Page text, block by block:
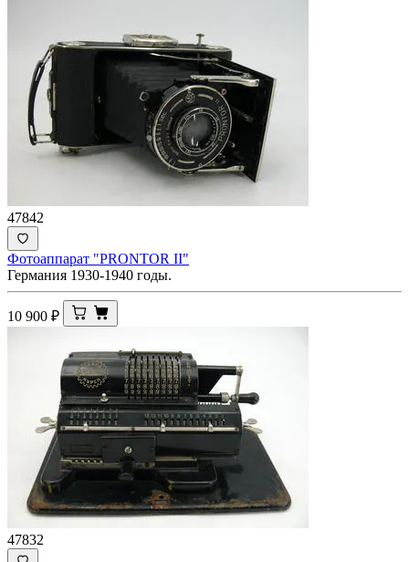
47842
Фотоаппарат "PRONTOR II"
Германия 1930-1940 годы.
10 900 ₽
47832